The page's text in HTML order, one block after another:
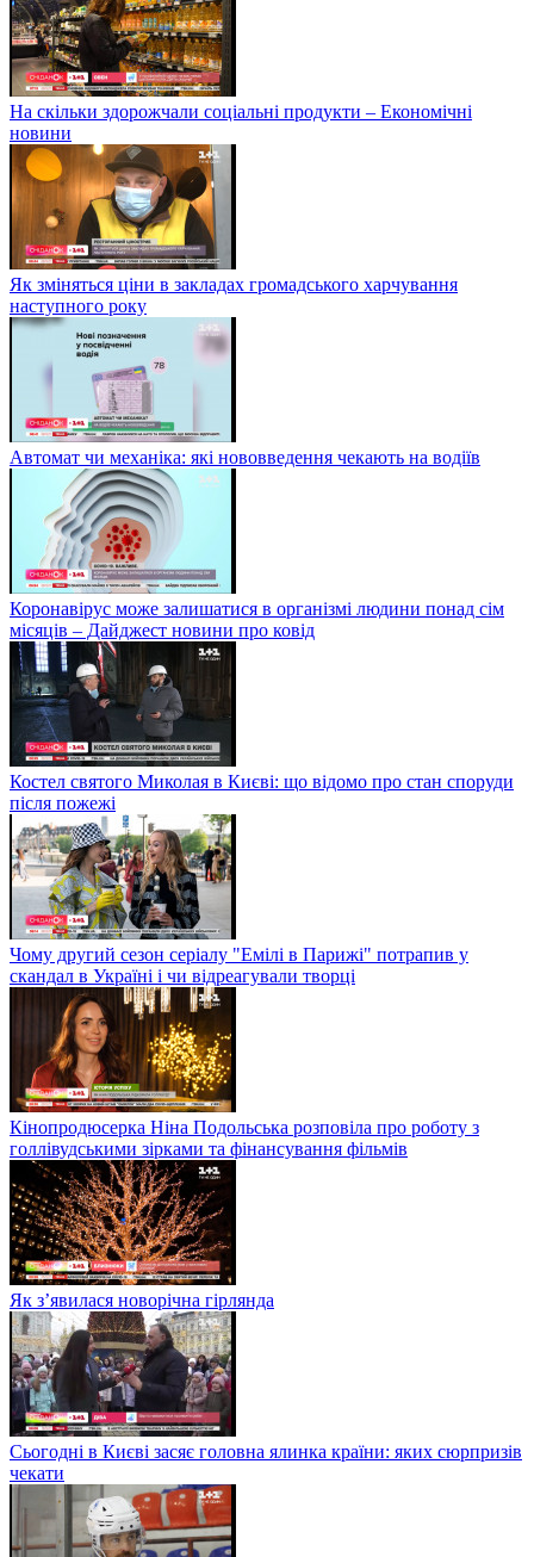
На скільки здорожчали соціальні продукти – Економічні
новини
Як зміняться ціни в закладах громадського харчування
наступного року
Автомат чи механіка: які нововведення чекають на водіїв
Коронавірус може залишатися в організмі людини понад сім
місяців – Дайджест новини про ковід
Костел святого Миколая в Києві: що відомо про стан споруди
після пожежі
Чому другий сезон серіалу "Емілі в Парижі" потрапив у
скандал в Україні і чи відреагували творці
Кінопродюсерка Ніна Подольська розповіла про роботу з
голлівудськими зірками та фінансування фільмів
Як з’явилася новорічна гірлянда
Сьогодні в Києві засяє головна ялинка країни: яких сюрпризів
чекати